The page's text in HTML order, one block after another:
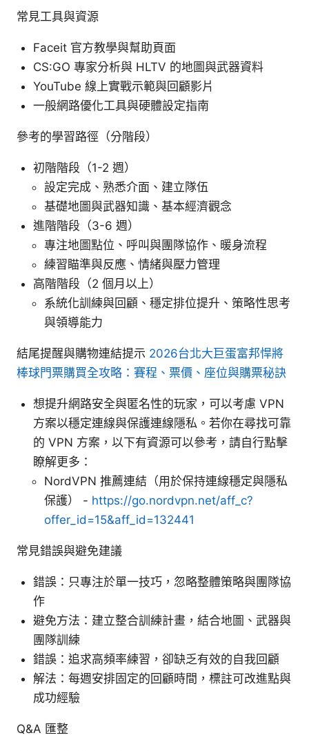
常見工具與資源
Faceit 官方教學與幫助頁面
CS:GO 專家分析與 HLTV 的地圖與武器資料
YouTube 線上實戰示範與回顧影片
一般網路優化工具與硬體設定指南
參考的學習路徑（分階段）
初階階段（1-2 週）
設定完成、熟悉介面、建立隊伍
基礎地圖與武器知識、基本經濟觀念
進階階段（3-6 週）
專注地圖點位、呼叫與團隊協作、暖身流程
練習瞄準與反應、情緒與壓力管理
高階階段（2 個月以上）
系統化訓練與回顧、穩定排位提升、策略性思考
與領導能力
結尾提醒與購物連結提示 2026台北大巨蛋富邦悍將
棒球門票購買全攻略：賽程、票價、座位與購票秘訣
想提升網路安全與匿名性的玩家，可以考慮 VPN
方案以穩定連線與保護連線隱私。若你在尋找可靠
的 VPN 方案，以下有資源可以參考，請自行點擊
瞭解更多：
NordVPN 推薦連結（用於保持連線穩定與隱私
保護） - https://go.nordvpn.net/aff_c?
offer_id=15&aff_id=132441
常見錯誤與避免建議
錯誤：只專注於單一技巧，忽略整體策略與團隊協
作
避免方法：建立整合訓練計畫，結合地圖、武器與
團隊訓練
錯誤：追求高頻率練習，卻缺乏有效的自我回顧
解法：每週安排固定的回顧時間，標註可改進點與
成功經驗
Q&A 匯整